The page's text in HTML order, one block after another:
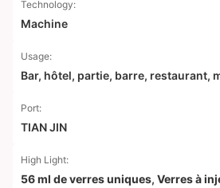
Technology:
Machine
Usage:
Bar, hôtel, partie, barre, restaurant,
Port:
TIAN JIN
High Light:
56 ml de verres uniques, Verres à